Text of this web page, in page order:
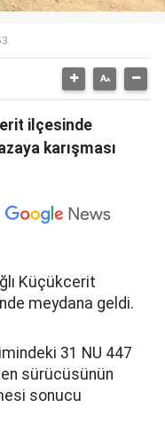
ilçesinde
karışması
Küçükcerit
meydana geldi.
31 NU 447
sürücüsünün
sonucu